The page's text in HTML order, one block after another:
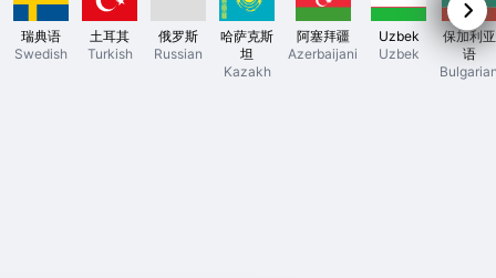
瑞典语
Swedish
土耳其
Turkish
俄罗斯
Russian
哈萨克斯
坦
Kazakh
阿塞拜疆
Azerbaijani
Uzbek
Uzbek
保加利亚
语